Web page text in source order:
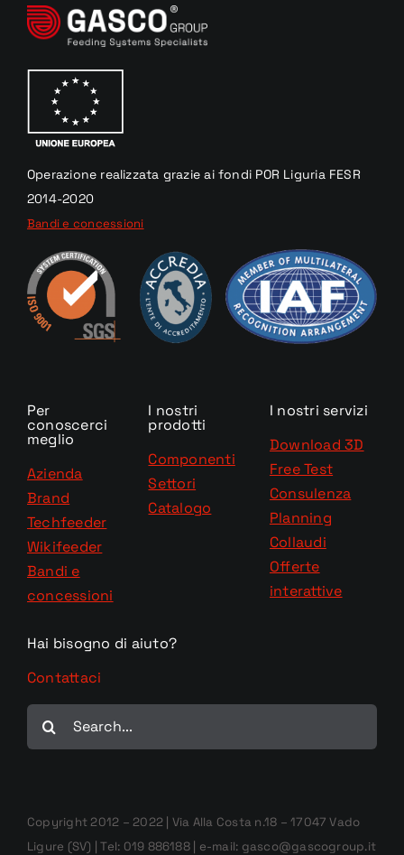
Operazione realizzata grazieai fondi POR Liguria FESR
2014-2020
Bandi e concessioni
Per
conoscerci
meglio
Azienda
Brand
Techfeeder
Wikifeeder
Bandi e
concessioni
I nostri
prodotti
Componenti
Settori
Catalogo
I nostri servizi
Download 3D
Free Test
Consulenza
Planning
Collaudi
Offerte
interattive
Hai bisogno di aiuto?
Contattaci
per:
Copyright 2012 – 2022 | Via Alla Costa n.18 – 17047 Vado
Ligure (SV) | Tel: 019 886188 | e-mail: gasco@gascogroup.it